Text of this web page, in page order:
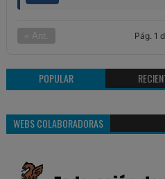
« Ant. Pág. 1
POPULAR
WEBS COLABORADORAS